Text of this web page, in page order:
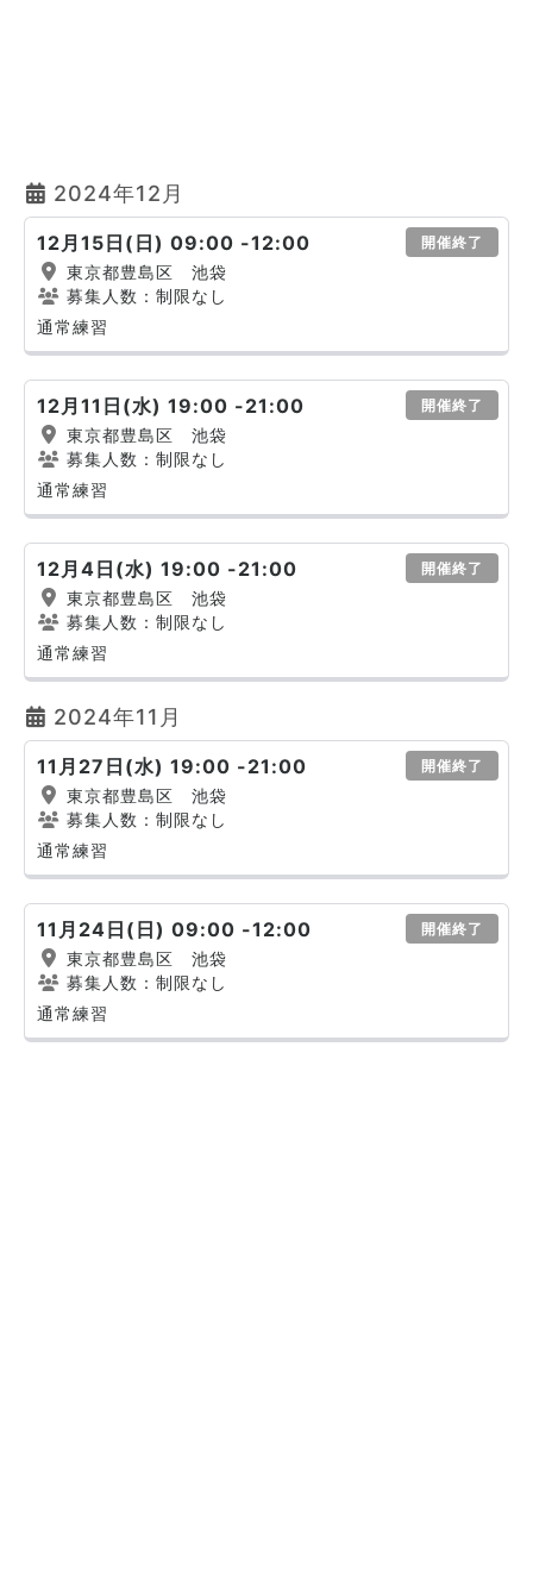
2024年12月
12月15日(日) 09:00 -12:00 開催終了
東京都豊島区 池袋
募集人数：制限なし
通常練習
12月11日(水) 19:00 -21:00 開催終了
東京都豊島区 池袋
募集人数：制限なし
通常練習
12月4日(水) 19:00 -21:00 開催終了
東京都豊島区 池袋
募集人数：制限なし
通常練習
2024年11月
11月27日(水) 19:00 -21:00 開催終了
東京都豊島区 池袋
募集人数：制限なし
通常練習
11月24日(日) 09:00 -12:00 開催終了
東京都豊島区 池袋
募集人数：制限なし
通常練習